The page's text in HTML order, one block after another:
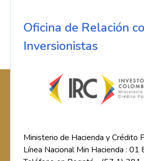
Oficina de Relación
Inversionistas
Ministerio de Hacienda y Crédito
Línea Nacional Min Hacienda :